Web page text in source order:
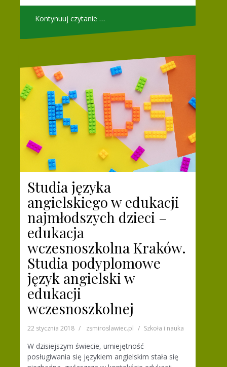
Kontynuuj czytanie …
Studia języka
angielskiego w edukacji
najmłodszych dzieci –
edukacja
wczesnoszkolna Kraków.
Studia podyplomowe
język angielski w
edukacji
wczesnoszkolnej
22 stycznia 2018 zsmiroslawiec.pl Szkoła i nauka
W dzisiejszym świecie, umiejętność
posługiwania się językiem angielskim stała się